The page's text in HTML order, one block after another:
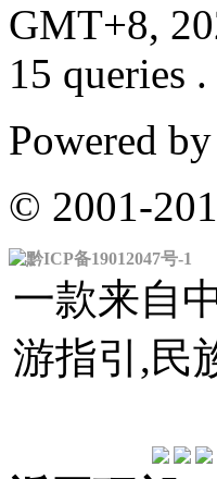
GMT+8,
15 queries .
Powered by
© 2001-
黔ICP备19012047号-1
一款来自
游指引,民